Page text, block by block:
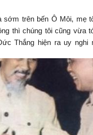
sớm trên bến Ô Môi, mẹ
thì chúng tôi cũng vừa
Thắng hiện ra uy nghi
những kỷ vật vô giá,
kỷ vật chiếc cối xay tiêu -
cả.